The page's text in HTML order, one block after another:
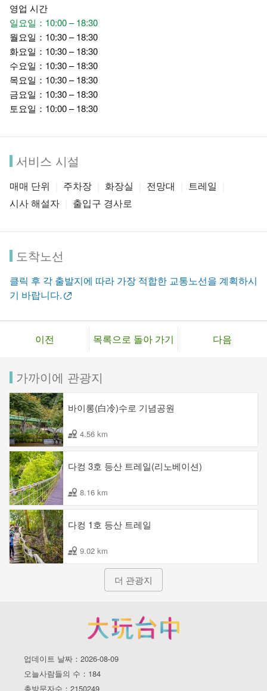
영업 시간
일요일：10:00 – 18:30
월요일：10:30 – 18:30
화요일：10:30 – 18:30
수요일：10:30 – 18:30
목요일：10:30 – 18:30
금요일：10:30 – 18:30
토요일：10:00 – 18:30
서비스 시설
매매 단위 주차장 화장실 전망대
트레일
시사 해설자
출입구 경사로
도착노선
클릭 후 각 출발지에 따라 가장 적합한 교통노선을 계획하시
기 바랍니다.
이전 목록으로 돌아 가기 다음
가까이에 관광지
바이롱(白冷)수로 기념공원
4.56 km
다컹 3호 등산 트레일(리노베이션)
8.16 km
다컹 1호 등산 트레일
9.02 km
더 관광지
업데이트 날짜：2026-08-09
오늘사람들의 수：184
총방문자수：2150249